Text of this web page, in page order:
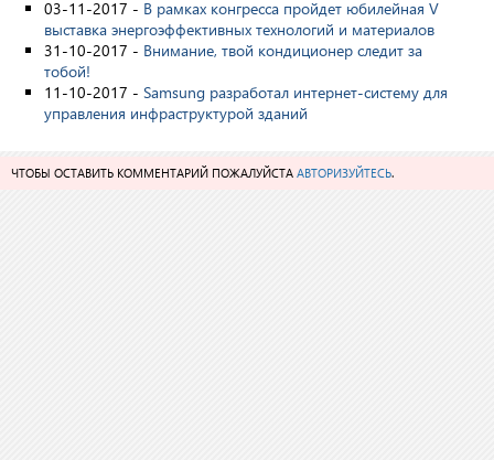
03-11-2017 - В рамках конгресса пройдет юбилейная V
выставка энергоэффективных технологий и материалов
31-10-2017 - Внимание, твой кондиционер следит за
тобой!
11-10-2017 - Samsung разработал интернет-систему для
управления инфраструктурой зданий
ЧТОБЫ ОСТАВИТЬ КОММЕНТАРИЙ ПОЖАЛУЙСТА АВТОРИЗУЙТЕСЬ.